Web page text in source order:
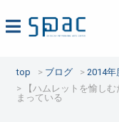
top ブログ 2014年
【ハムレットを愉し
まっている